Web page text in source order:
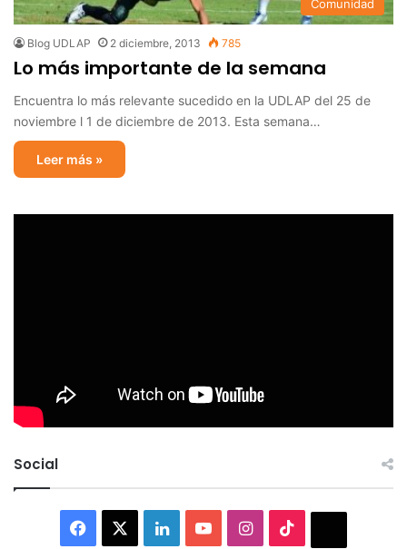
Comunidad
Blog UDLAP 2 diciembre, 2013 785
Lo más importante de la semana
Encuentra lo más relevante sucedido en la UDLAP del 25 de
noviembre l 1 de diciembre de 2013. Esta semana…
Leer más »
Social
Facebook LinkedInYouTubeInstagram